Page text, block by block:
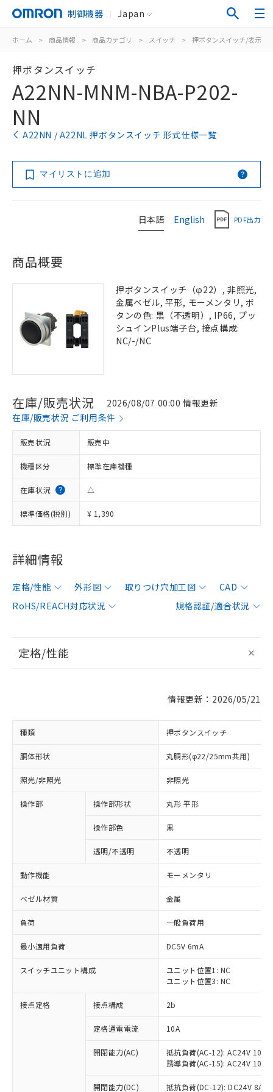
制御機器 Japan
ホーム > 商品情報 > 商品カテゴリ > スイッチ > 押ボタンスイッチ/表示灯
押ボタンスイッチ
A22NN-MNM-NBA-P202-
NN
A22NN / A22NL 押ボタンスイッチ 形式仕様一覧
マイリストに追加
日本語 English PDF出力
商品概要
押ボタンスイッチ（φ22）, 非照光,
金属ベゼル, 平形, モーメンタリ, ボ
タンの色: 黒（不透明）, IP66, プッ
シュインPlus端子台, 接点構成:
NC/-/NC
在庫/販売状況
2026/08/07 00:00 情報更新
在庫/販売状況 ご利用条件
販売状況 販売中
機種区分 標準在庫機種
在庫状況 △
標準価格(税別) ¥ 1,390
詳細情報
定格/性能 外形図 取りつけ穴加工図
CAD
RoHS/REACH対応状況
規格認証/適合状況
定格/性能
情報更新：2026/05/21
種類 押ボタンスイッチ
胴体形状 丸胴形(φ22/25mm共用)
照光/非照光 非照光
操作部 操作部形状 丸形 平形
操作部色 黒
透明/不透明 不透明
動作機能 モーメンタリ
ベゼル材質 金属
負荷 一般負荷用
最小適用負荷 DC5V 6mA
スイッチユニット構成
ユニット位置1: NC
ユニット位置3: NC
接点定格 接点構成 2b
定格通電電流 10A
開閉能力(AC)
抵抗負荷(AC-12): AC24V 10A/
誘導負荷(AC-15): AC24V
開閉能力(DC) 抵抗負荷(DC-12): DC24V 8A/
ご利用条件
※1 対応状況
対応済み：EU RoHS指令（10物質）の
非含有に対応した製品が提供可能な商品で
対応予定：EU RoHS指令（10物質）の非含
有に対応した製品に切り替える予定のある